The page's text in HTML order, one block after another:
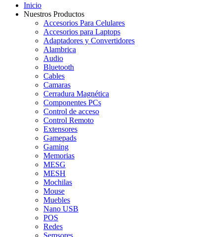
Inicio
Nuestros Productos
Accesorios Para Celulares
Accesorios para Laptops
Adaptadores y Convertidores
Alambrica
Audio
Bluetooth
Cables
Camaras
Cerradura Magnética
Componentes PCs
Control de acceso
Control Remoto
Extensores
Gamepads
Gaming
Memorias
MESG
MESH
Mochilas
Mouse
Muebles
Nano USB
POS
Redes
Semsores